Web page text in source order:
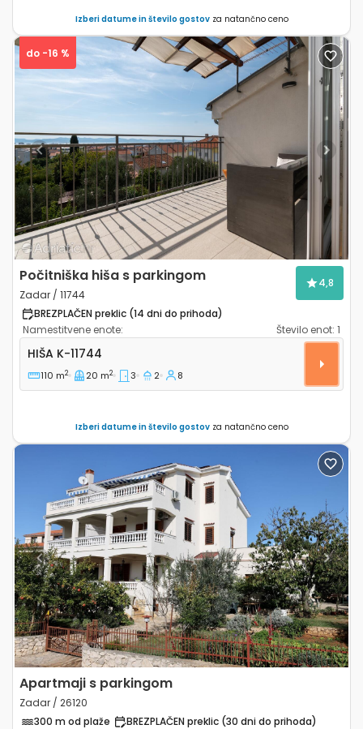
Izberi datume in število gostovza natančno ceno
Previous Next
do -16 %
Počitniška hiša s parkingom
Zadar / 11744
4,8
BREZPLAČEN preklic (14 dni do prihoda)
Namestitvene enote:
Število enot: 1
Trosobna hiša Zadar K-11744
HIŠA K-11744
110 m2 20 m2 3 2 8
Izberi datume in število gostovza natančno ceno
Previous Next
Apartmaji s parkingom
Zadar / 26120
300 m od plaže
BREZPLAČEN preklic (30 dni do prihoda)